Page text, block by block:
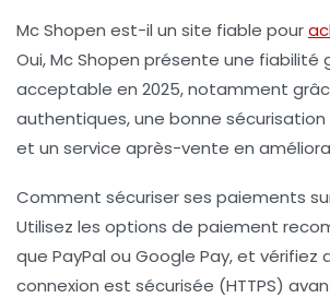
Mc Shopen est-il un site fiable pour
Oui, Mc Shopen présente une fiabilité
acceptable en 2025, notamment
authentiques, une bonne
et un service après-vente en
Comment sécuriser ses paiements
Utilisez les options de paiement
que PayPal ou Google Pay, et vérifiez
connexion est sécurisée (HTTPS)